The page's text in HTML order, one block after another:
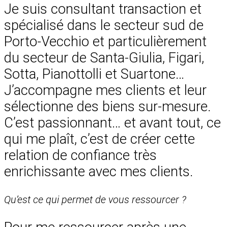
Je suis consultant transaction et
spécialisé dans le secteur sud de
Porto-Vecchio et particulièrement
du secteur de Santa-Giulia, Figari,
Sotta, Pianottolli et Suartone…
J’accompagne mes clients et leur
sélectionne des biens sur-mesure.
C’est passionnant… et avant tout, ce
qui me plaît, c’est de créer cette
relation de confiance très
enrichissante avec mes clients.
Qu’est ce qui permet de vous ressourcer ?